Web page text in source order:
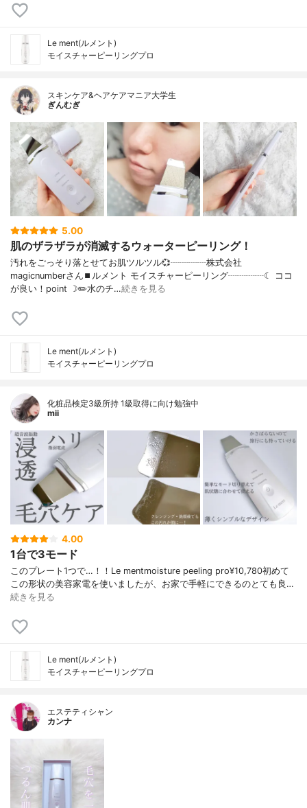
Le ment(ルメント)
モイスチャーピーリングプロ
スキンケア&ヘアケアマニア大学生
ぎんむぎ
5.00
肌のザラザラが消滅するウォーターピーリング！
汚れをごっそり落とせてお肌ツルツル💞┈┈┈┈株式会社
magicnumberさん⏹ルメント モイスチャーピーリング┈┈┈┈☾ ココ
が良い！point ☽✏️水のチ…続きを見る
Le ment(ルメント)
モイスチャーピーリングプロ
化粧品検定3級所持 1級取得に向け勉強中
mii
4.00
1台で3モード
このプレート1つで…！！Le mentmoisture peeling pro¥10,780初めて
この形状の美容家電を使いましたが、お家で手軽にできるのとても良…
続きを見る
Le ment(ルメント)
モイスチャーピーリングプロ
エステティシャン
カンナ